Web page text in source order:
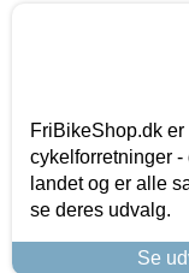
FriBikeShop.dk
cykelforretninger
landet og er alle
se deres udvalg.
Se